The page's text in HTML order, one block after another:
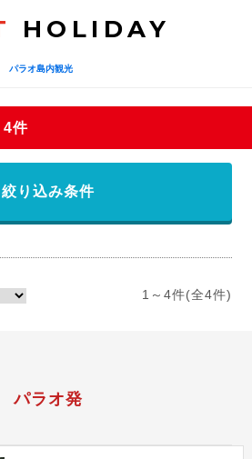
HOLIDAY
パラオ島内観光
4件
絞り込み条件
1～4件(全4件)
パラオ発